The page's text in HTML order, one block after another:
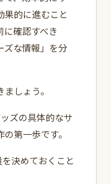
果的に進むこと
に確認すべき
ズな情報」を分
しょう。
ズの具体的なサ
第一歩です。
決めておくこと